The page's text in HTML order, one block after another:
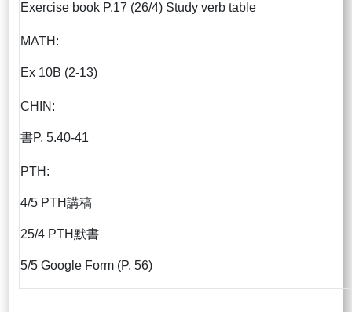
Exercise book P.17 (26/4) Study verb table
MATH:
Ex 10B (2-13)
CHIN:
書P. 5.40-41
PTH:
4/5 PTH講稿
25/4 PTH默書
5/5 Google Form (P. 56)